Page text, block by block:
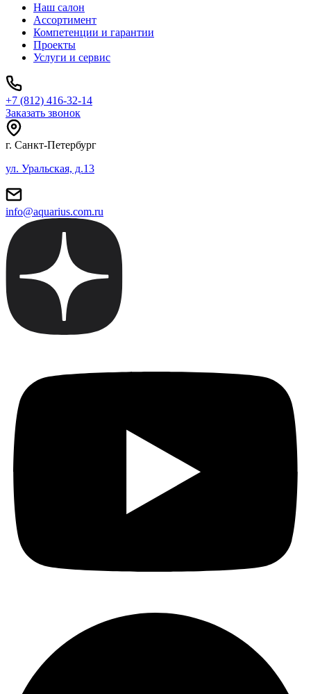
Наш салон
Ассортимент
Компетенции и гарантии
Проекты
Услуги и сервис
+7 (812) 416-32-14
Заказать звонок
г. Санкт-Петербург
ул. Уральская, д.13
info@aquarius.com.ru